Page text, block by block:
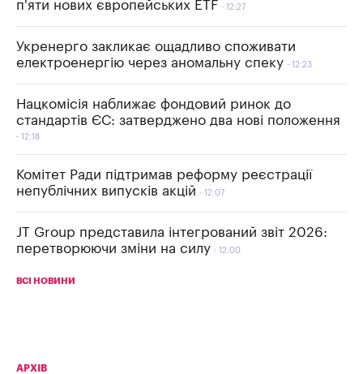
п'яти нових європейських ETF 12:27
Укренерго закликає ощадливо споживати
електроенергію через аномальну спеку
12:23
Нацкомісія наближає фондовий ринок до
стандартів ЄС: затверджено два нові положення
12:18
Комітет Ради підтримав реформу реєстрації
непублічних випусків акцій
12:07
JT Group представила інтегрований звіт 2026:
перетворюючи зміни на силу
12:00
ВСІ НОВИНИ
АРХІВ